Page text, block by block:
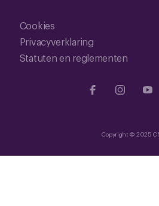
Cookies
Privacyverklaring
Statuten en reglementen
Copyright © 2025